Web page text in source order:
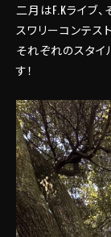
二月はF.Kライブ、
スワリーコンテス
それぞれのスタイ
す！